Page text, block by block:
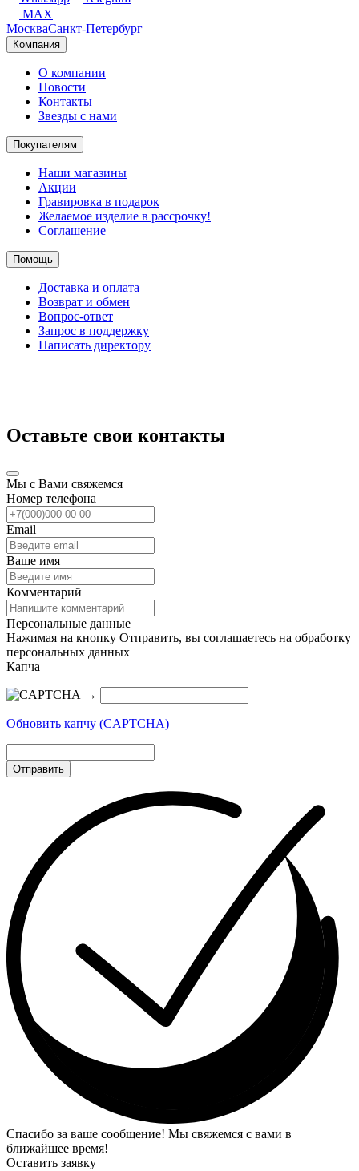
MAX
МоскваСанкт-Петербург
Компания
О компании
Новости
Контакты
Звезды с нами
Покупателям
Наши магазины
Акции
Гравировка в подарок
Желаемое изделие в рассрочку!
Соглашение
Помощь
Доставка и оплата
Возврат и обмен
Вопрос-ответ
Запрос в поддержку
Написать директору
Оставьте свои контакты
Мы с Вами свяжемся
Номер телефона
Email
Ваше имя
Комментарий
Персональные данные
Нажимая на кнопку Отправить, вы соглашаетесь на обработку
персональных данных
Капча
→
Обновить капчу (CAPTCHA)
Отправить
Спасибо за ваше сообщение! Мы свяжемся с вами в
ближайшее время!
Оставить заявку